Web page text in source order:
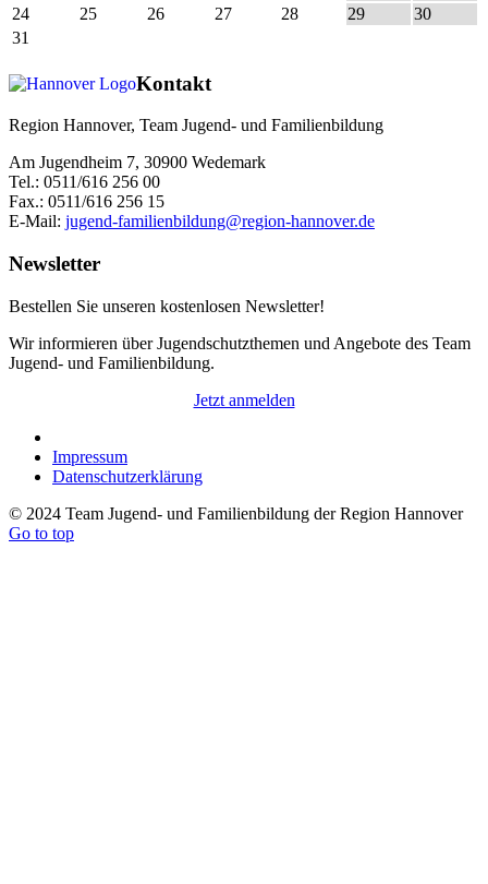
24
25 26 27 28 29
30
31
Kontakt
Region Hannover, Team Jugend- und Familienbildung
Am Jugendheim 7, 30900 Wedemark
Tel.: 0511/616 256 00
Fax.: 0511/616 256 15
E-Mail: jugend-familienbildung@region-hannover.de
Newsletter
Bestellen Sie unseren kostenlosen Newsletter!
Wir informieren über Jugendschutzthemen und Angebote des Team
Jugend- und Familienbildung.
Jetzt anmelden
Impressum
Datenschutzerklärung
© 2024 Team Jugend- und Familienbildung der Region Hannover
Go to top